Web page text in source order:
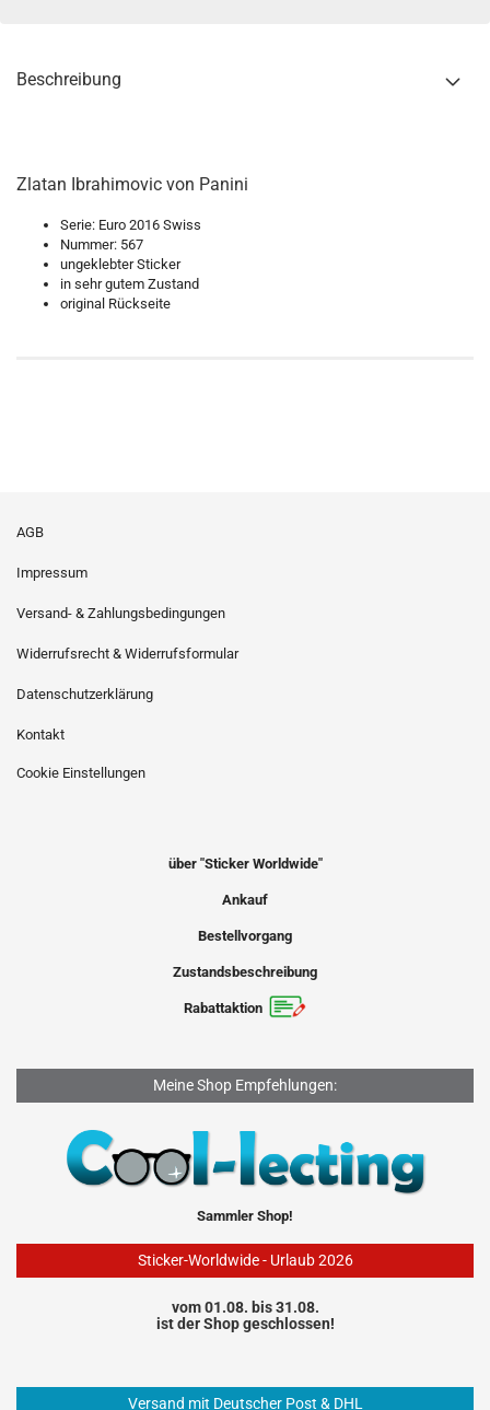
Beschreibung
Zlatan Ibrahimovic von Panini
Serie: Euro 2016 Swiss
Nummer: 567
ungeklebter Sticker
in sehr gutem Zustand
original Rückseite
AGB
Impressum
Versand- & Zahlungsbedingungen
Widerrufsrecht & Widerrufsformular
Datenschutzerklärung
Kontakt
Cookie Einstellungen
über "Sticker Worldwide"
Ankauf
Bestellvorgang
Zustandsbeschreibung
Rabattaktion
Meine Shop Empfehlungen:
Sammler Shop!
Sticker-Worldwide - Urlaub 2026
vom 01.08. bis 31.08.
ist der Shop geschlossen!
Versand mit Deutscher Post & DHL